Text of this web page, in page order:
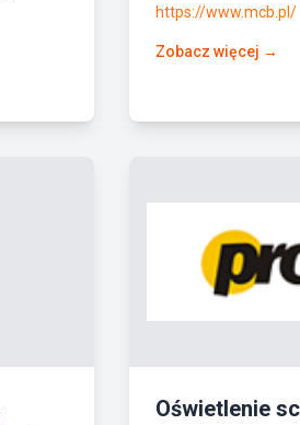
https://www.mcb.pl/
Zobacz więcej →
Oświetlenie